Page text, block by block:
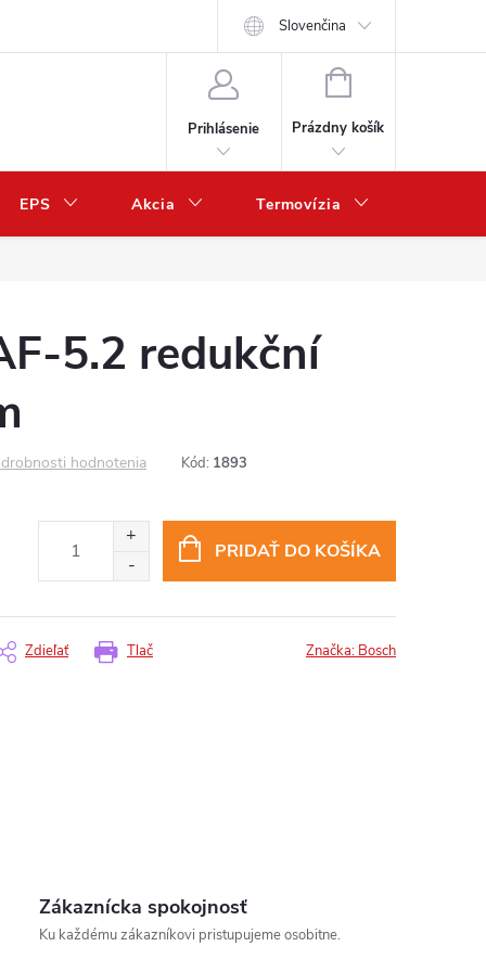
Slovenčina
Prihlásenie
NÁKUPNÝ
Prázdny košík
EPS Akcia Termovízia
5.2 redukční
hodnotenia Kód: 1893
PRIDAŤ DO KOŠÍKA
Tlač
Zdieľať Značka: Bosch
Zákaznícka spokojnosť
Ku každému zákazníkovi pristupujeme osobitne.
- Chat